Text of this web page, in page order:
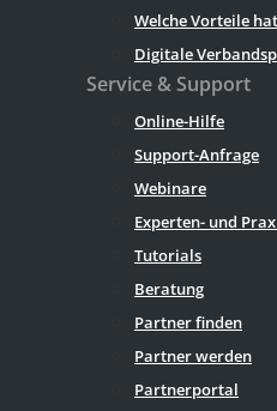
Welche Vorteile hat
Digitale
Service & Support
Online-Hilfe
Support-Anfrage
Webinare
Experten- und
Tutorials
Beratung
Partner finden
Partner werden
Partnerportal